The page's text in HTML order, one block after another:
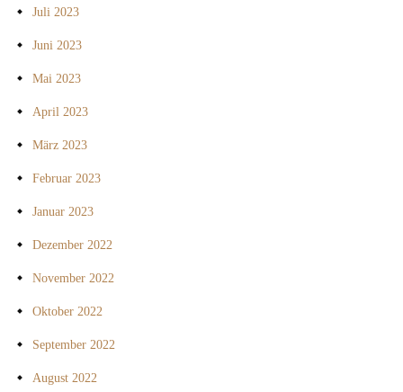
Juli 2023
Juni 2023
Mai 2023
April 2023
März 2023
Februar 2023
Januar 2023
Dezember 2022
November 2022
Oktober 2022
September 2022
August 2022